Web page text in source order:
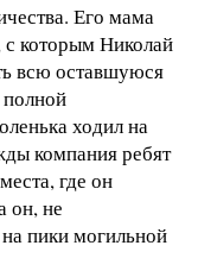
Его мама
с которым Николай
всю оставшуюся
ходил на
компания ребят
где он
он, не
пики могильной